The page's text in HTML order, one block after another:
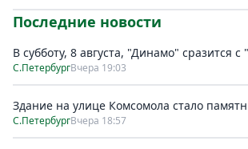
Последние новости
В субботу, 8 августа, "Динамо" сразится
С.ПетербургВчера 19:03
Здание на улице Комсомола стало
С.ПетербургВчера 18:57